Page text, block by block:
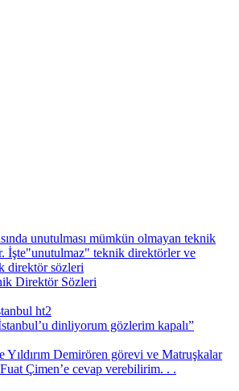
Direktör Sözleri
dinliyorum gözlerim kapalı”
Çimen’e cevap verebilirim. . .